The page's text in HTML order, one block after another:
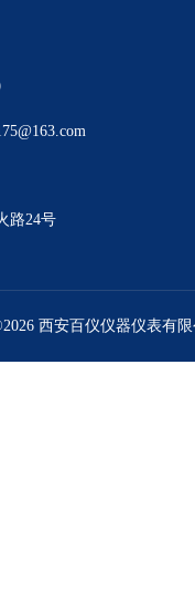
路24号
西安百仪仪器仪表有